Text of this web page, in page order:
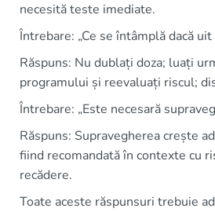
necesită teste imediate.
Întrebare: „Ce se întâmplă dacă uit
Răspuns: Nu dublați doza; luați
programului și reevaluați riscul;
Întrebare: „Este necesară
Răspuns: Supravegherea crește
fiind recomandată în contexte cu
recădere.
Toate aceste răspunsuri trebuie